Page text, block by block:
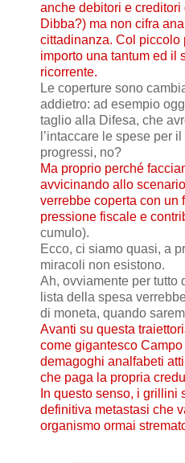
anche debitori e
Dibba?) ma non cifra
cittadinanza. Col piccolo
importo una tantum ed il
ricorrente.
Le coperture sono
addietro: ad esempio
taglio alla Difesa, che
l’intaccare le spese per
progressi, no?
Ma proprio perché
avvicinando allo
verrebbe coperta con un
pressione fiscale e
cumulo).
Ecco, ci siamo quasi, a
miracoli non esistono.
Ah, ovviamente per tutto
lista della spesa
di moneta, quando
Avanti su questa
come gigantesco
demagoghi analfabeti
che paga la propria
In questo senso, i grillini
definitiva metastasi che
organismo ormai